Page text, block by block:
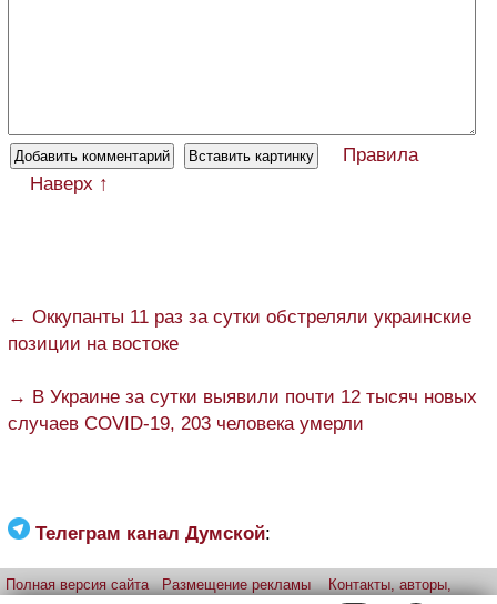
Правила
Наверх ↑
← Оккупанты 11 раз за сутки обстреляли украинские
позиции на востоке
→ В Украине за сутки выявили почти 12 тысяч новых
случаев COVID-19, 203 человека умерли
Телеграм канал Думской:
Полная версия сайта Размещение рекламы Контакты, авторы,